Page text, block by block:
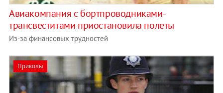
Авиакомпания с бортпроводниками-
трансвеститами приостановила полеты
Из-за финансовых трудностей
Приколы